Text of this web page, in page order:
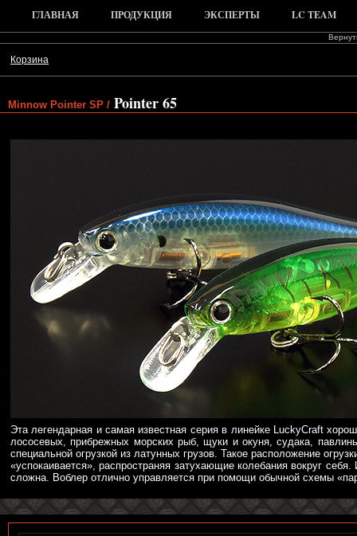
ГЛАВНАЯ ПРОДУКЦИЯ ЭКСПЕРТЫ LC TEAM
Корзина
Minnow Pointer SP / Pointer 65
Эта легендарная и самая известная серия в линейке LuckyCraft
лососевых, прибрежных морских рыб, щуки и окуня, судака,
специальной огрузкой из латунных грузов. Такое расположение
«успокаивается», распространяя затухающие колебания вокруг
сложна. Воблер отлично управляется при помощи обычной схемы